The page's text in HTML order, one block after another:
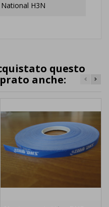
National H3N
questo
anche: